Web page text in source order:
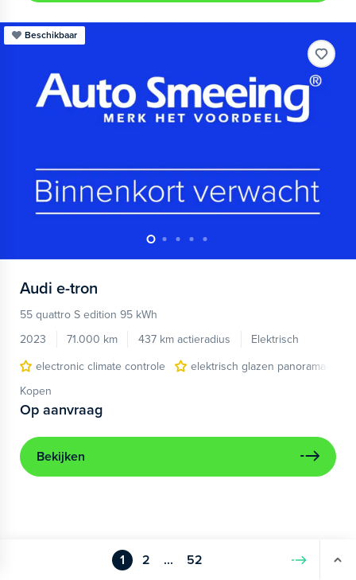
Beschikbaar
Audi e-tron
55 quattro S edition 95 kWh
2023
71.000 km 437 km actieradius
Elektrisch
electronic climate controle
elektrisch glazen panorama-dak
Kopen
Op aanvraag
Bekijken
1 2 ... 52 Volgende